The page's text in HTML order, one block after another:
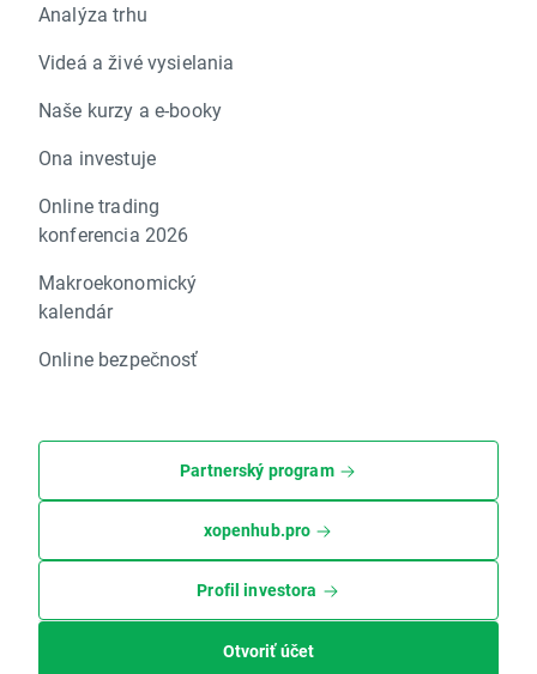
Analýza trhu
Videá a živé vysielania
Naše kurzy a e-booky
Ona investuje
Online trading
konferencia 2026
Makroekonomický
kalendár
Online bezpečnosť
Partnerský program
xopenhub.pro
Profil investora
Otvoriť účet